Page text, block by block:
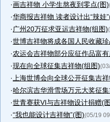
·画吉祥物 小学生熬夜到零点(图)
·华商报吉祥物 读者设计出“辣娃
· 广州20万征求亚运吉祥物(组图)
·世博吉祥物将成各国人民收藏珍
·农运会吉祥物部分应征作品富
·现在向全球征集吉祥物(组图)
· 上海世博会向全球公开征集吉
·哈尔滨吉华滑雪场万元大奖征
·世青赛获VI与吉祥物设计捐赠(
·“我也能设计吉祥物”(图)(05/19